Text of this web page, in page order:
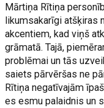
Mārtiņa Rītiņa
likumsakarīgi atšķiras
akcentiem, kad viņš
grāmatā. Tajā,
problēmai un tās
saiets pārvēršas ne
Rītiņa negatīvajām
es esmu palaidnis un